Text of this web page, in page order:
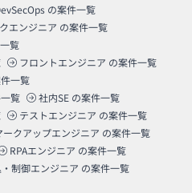
の案件一覧
エンジニア の案件一覧
覧
フロントエンジニア の案件一覧
一覧
覧 社内SE の案件一覧
テストエンジニア の案件一覧
ークアップエンジニア の案件一覧
RPAエンジニア の案件一覧
制御エンジニア の案件一覧